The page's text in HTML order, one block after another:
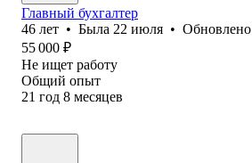
Главный бухгалтер
46 лет • Была 22 июля • Обновлено
55 000 ₽
Не ищет работу
Общий опыт
21 год 8 месяцев